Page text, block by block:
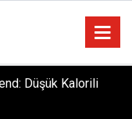
Düşük Kalorili